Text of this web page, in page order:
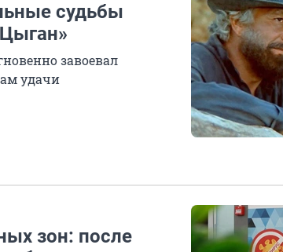
судьбы
завоевал
удачи
зон: после